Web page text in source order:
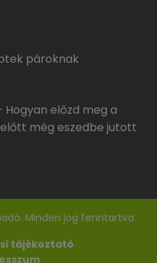
pároknak
Hogyan előzd meg a
még eszedbe jutott
Minden jog fenntartva.
tájékoztató